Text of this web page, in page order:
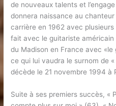
de nouveaux talents et
donnera naissance au
carrière en 1962 avec
fait avec le guitariste
du Madison en France avec
ce qui lui vaudra le surnom de
décède le 21 novembre 1994 à
Suite à ses premiers succès, «